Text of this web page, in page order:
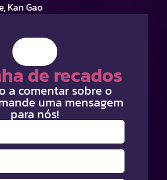
, Kan Gao
de recados
a comentar sobre o
uma mensagem
para nós!